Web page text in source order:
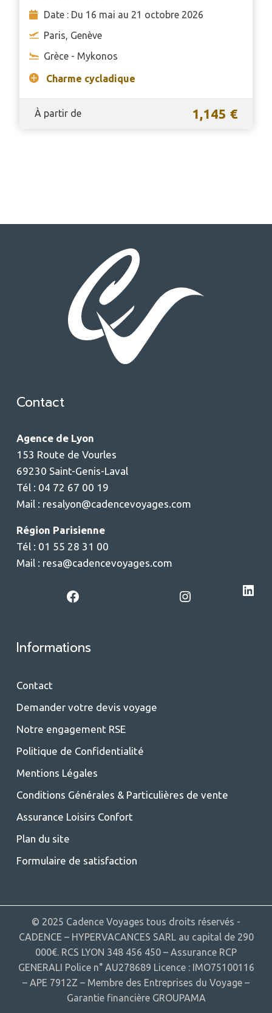
Date : Du 16 mai au 21 octobre 2026
Paris, Genève
Grèce - Mykonos
Charme cycladique
À partir de 1,145 €
Contact
Agence de Lyon
153 Route de Vourles
69230 Saint-Genis-Laval
Tél : 04 72 67 00 19
Mail : resalyon@cadencevoyages.com
Région Parisienne
Tél : 01 55 28 31 00
Mail : resa@cadencevoyages.com
Facebook Instagram LinkedIn
Informations
Contact
Demander votre devis voyage
Notre engagement RSE
Politique de Confidentialité
Mentions Légales
Conditions Générales & Particulières de vente
Assurance Loisirs Confort
Plan du site
Formulaire de satisfaction
© 2025 Cadence Voyages tous droits réservés -
CADENCE – HYPERVACANCES SARL au capital de 290
000€. RCS LYON 348 456 450 – Assurance RCP
GENERALI Police n° AU278689 Licence : IMO75100116
– APE 7912Z – Membre des Entreprises du Voyage –
Garantie financière GROUPAMA